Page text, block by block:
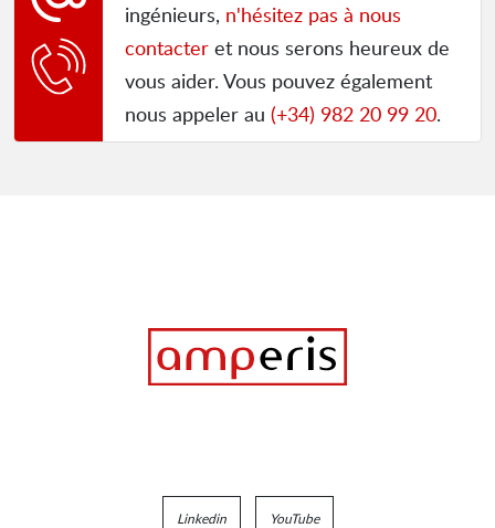
ingénieurs, n'hésitez pas à nous
contacter et nous serons heureux de
vous aider. Vous pouvez également
nous appeler au (+34) 982 20 99 20.
Linkedin YouTube